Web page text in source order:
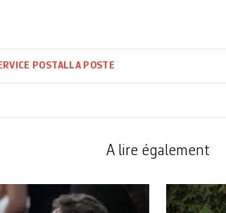
POSTAL LA POSTE
A lire également